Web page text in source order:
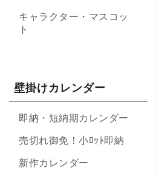
キャラクター・マスコッ
ト
壁掛けカレンダー
即納・短納期カレンダー
売切れ御免！小ﾛｯﾄ即納
新作カレンダー